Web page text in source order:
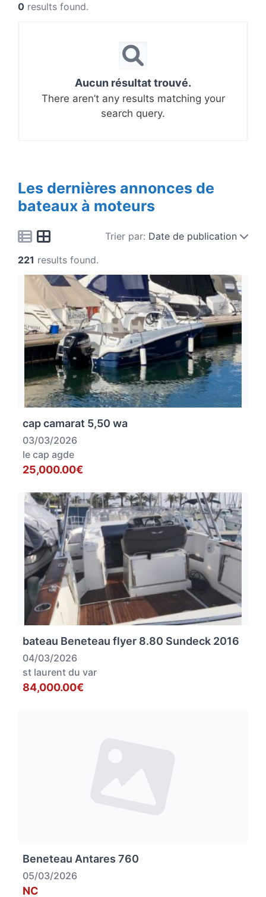
0 results found.
Aucun résultat trouvé.
There aren’t any results matching your
search query.
Les dernières annonces de
bateaux à moteurs
Trier par: Date de publication
221 results found.
cap camarat 5,50 wa
03/03/2026
le cap agde
25,000.00€
bateau Beneteau flyer 8.80 Sundeck 2016
04/03/2026
st laurent du var
84,000.00€
Beneteau Antares 760
05/03/2026
NC